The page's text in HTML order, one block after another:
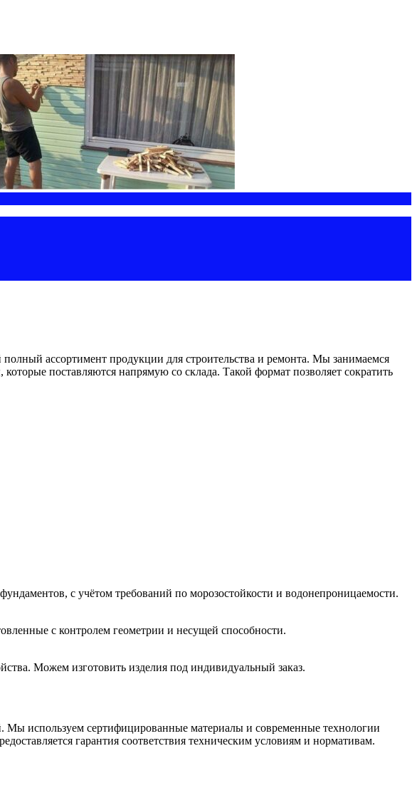
ассортимент продукции для строительства и ремонта. Мы занимаемся
поставляются напрямую со склада. Такой формат позволяет сократить
с учётом требований по морозостойкости и водонепроницаемости.
с контролем геометрии и несущей способности.
Можем изготовить изделия под индивидуальный заказ.
Мы используем сертифицированные материалы и современные технологии
гарантия соответствия техническим условиям и нормативам.